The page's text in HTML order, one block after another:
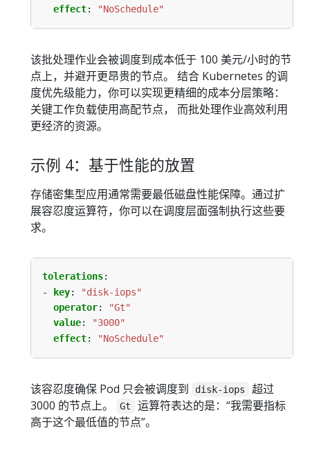
effect: "NoSchedule"
该批处理作业会被调度到成本低于 100 美元/小时的节
点上，并避开更昂贵的节点。 结合 Kubernetes 的调
度优先级能力，你可以实现更精细的成本分层策略：
关键工作负载使用高配节点， 而批处理作业高效利用
更经济的资源。
示例 4：基于性能的放置
存储密集型应用通常需要最低磁盘性能保障。通过扩
展容忍度运算符，你可以在调度层面强制执行这些要
求。
tolerations:
- key:
"disk-iops"
operator:
"Gt"
value:
"3000"
effect: "NoSchedule"
该容忍度确保 Pod 只会被调度到 disk-iops
超过
3000 的节点上。
Gt
运算符表达的是：“我需要指标
高于这个最低值的节点”。